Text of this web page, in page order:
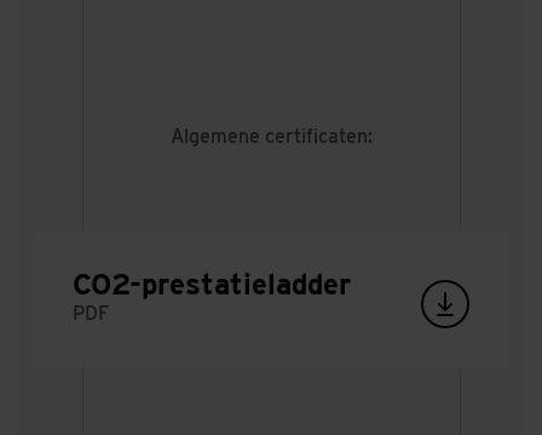
Algemene certificaten:
CO2-prestatieladder
PDF